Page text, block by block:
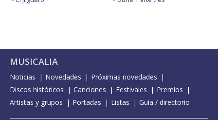
MUSICALIA
Noticias Novedades
Próximas novedades
Discos históricos
Canciones Festivales
Premios
Artistas y grupos
Portadas Listas Guía / directorio